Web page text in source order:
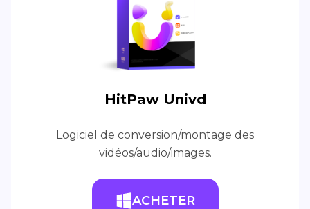
HitPaw Univd
Logiciel de conversion/montage des
vidéos/audio/images.
ACHETER